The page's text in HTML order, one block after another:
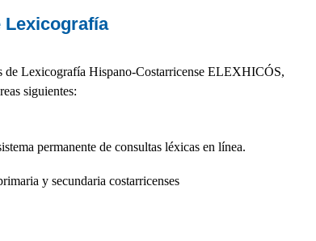
Lexicografía
de Lexicografía Hispano-Costarricense ELEXHICÓS,
siguientes:
permanente de consultas léxicas en línea.
y secundaria costarricenses